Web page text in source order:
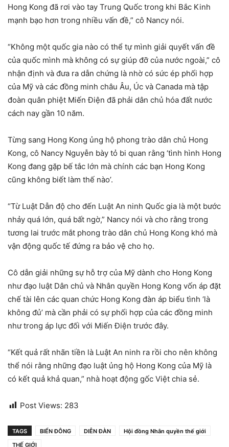
Hong Kong đã rơi vào tay Trung Quốc trong khi Bắc Kinh
mạnh bạo hơn trong nhiều vấn đề,” cô Nancy nói.
“Không một quốc gia nào có thể tự mình giải quyết vấn đề
của quốc mình mà không có sự giúp đỡ của nước ngoài,” cô
nhận định và đưa ra dẫn chứng là nhờ có sức ép phối hợp
của Mỹ và các đồng minh châu Âu, Úc và Canada mà tập
đoàn quân phiệt Miến Điện đã phải dân chủ hóa đất nước
cách nay gần 10 năm.
Từng sang Hong Kong ủng hộ phong trào dân chủ Hong
Kong, cô Nancy Nguyễn bày tỏ bi quan rằng ‘tình hình Hong
Kong đang gặp bế tắc lớn mà chính các bạn Hong Kong
cũng không biết làm thế nào’.
“Từ Luật Dẫn độ cho đến Luật An ninh Quốc gia là một bước
nhảy quá lớn, quá bất ngờ,” Nancy nói và cho rằng trong
tương lai trước mắt phong trào dân chủ Hong Kong khó mà
vận động quốc tế đứng ra bảo vệ cho họ.
Cô dẫn giải những sự hỗ trợ của Mỹ dành cho Hong Kong
như đạo luật Dân chủ và Nhân quyền Hong Kong vốn áp đặt
chế tài lên các quan chức Hong Kong đàn áp biểu tình ‘là
không đủ’ mà cần phải có sự phối hợp của các đồng minh
như trong áp lực đối với Miến Điện trước đây.
“Kết quả rất nhãn tiền là Luật An ninh ra rồi cho nên không
thể nói rằng những đạo luật ủng hộ Hong Kong của Mỹ là
có kết quả khả quan,” nhà hoạt động gốc Việt chia sẻ.
Post Views: 283
TAGS BIỂN ĐÔNG DIỄN ĐÀN
Hội đồng Nhân quyền thế giới
THẾ GIỚI